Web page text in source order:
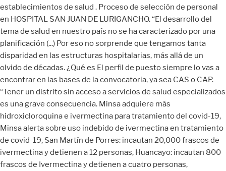
establecimientos de salud . Proceso de selección de personal
en HOSPITAL SAN JUAN DE LURIGANCHO. “El desarrollo del
tema de salud en nuestro país no se ha caracterizado por una
planificación (...) Por eso no sorprende que tengamos tanta
disparidad en las estructuras hospitalarias, más allá de un
olvido de décadas. ¿Qué es El perfil de puesto siempre lo vas a
encontrar en las bases de la convocatoria, ya sea CAS o CAP.
“Tener un distrito sin acceso a servicios de salud especializados
es una grave consecuencia. Minsa adquiere más
hidroxicloroquina e ivermectina para tratamiento del covid-19,
Minsa alerta sobre uso indebido de ivermectina en tratamiento
de covid-19, San Martín de Porres: incautan 20,000 frascos de
ivermectina y detienen a 12 personas, Huancayo: incautan 800
frascos de Ivermectina y detienen a cuatro personas,